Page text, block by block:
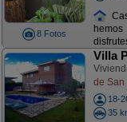
8 Fotos
Villa
de San
18-
35